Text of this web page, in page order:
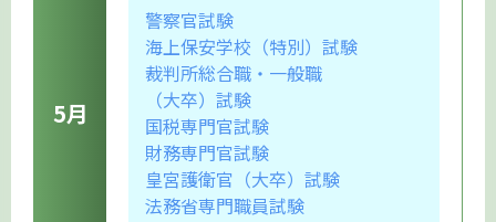
5月
警察官試験
海上保安学校（特別）試験
裁判所総合職・一般職
（大卒）試験
国税専門官試験
財務専門官試験
皇宮護衛官（大卒）試験
法務省専門職員試験